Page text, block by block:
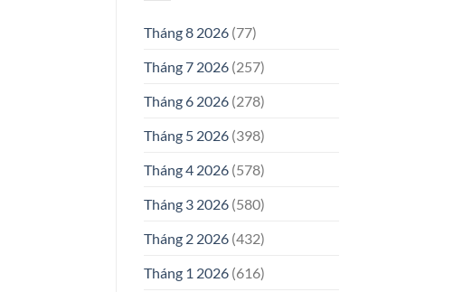
Tháng 8 2026(77)
Tháng 7 2026(257)
Tháng 6 2026(278)
Tháng 5 2026(398)
Tháng 4 2026(578)
Tháng 3 2026(580)
Tháng 2 2026(432)
Tháng 1 2026(616)